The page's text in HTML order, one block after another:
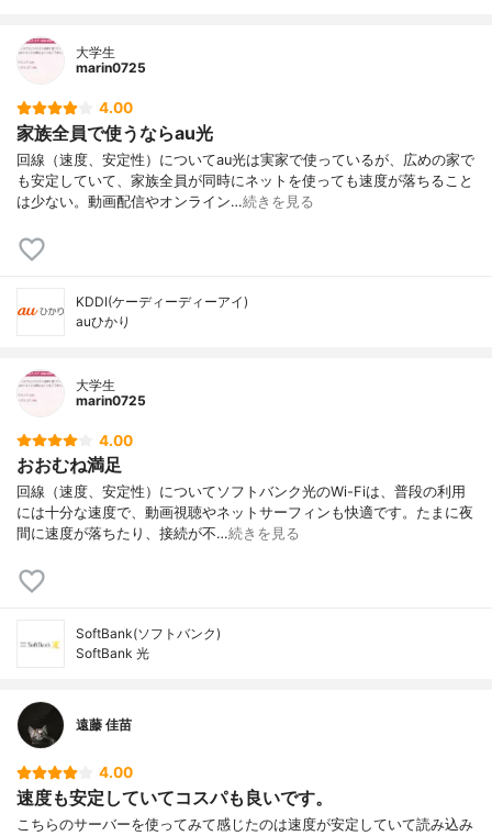
大学生
marin0725
4.00
家族全員で使うならau光
回線（速度、安定性）についてau光は実家で使っているが、広めの家で
も安定していて、家族全員が同時にネットを使っても速度が落ちること
は少ない。動画配信やオンライン…続きを見る
KDDI(ケーディーディーアイ)
auひかり
大学生
marin0725
4.00
おおむね満足
回線（速度、安定性）についてソフトバンク光のWi-Fiは、普段の利用
には十分な速度で、動画視聴やネットサーフィンも快適です。たまに夜
間に速度が落ちたり、接続が不…続きを見る
SoftBank(ソフトバンク)
SoftBank 光
遠藤 佳苗
4.00
速度も安定していてコスパも良いです。
こちらのサーバーを使ってみて感じたのは速度が安定していて読み込み